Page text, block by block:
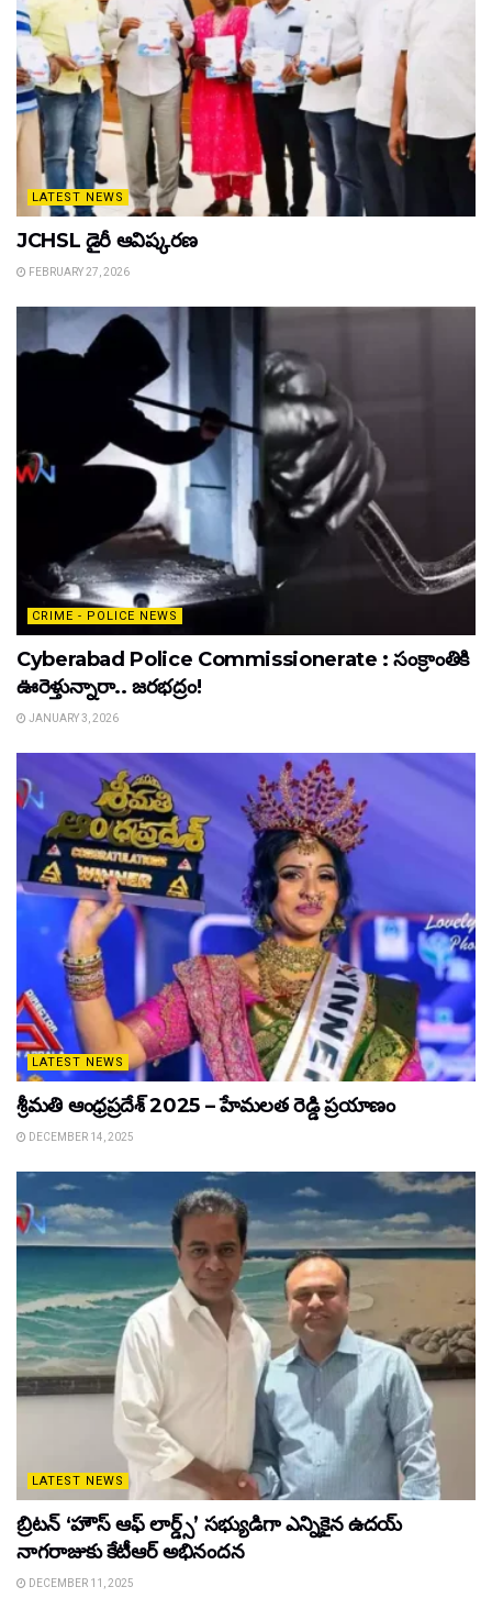
LATEST NEWS
JCHSL డైరీ ఆవిష్కరణ
FEBRUARY 27, 2026
CRIME - POLICE NEWS
Cyberabad Police Commissionerate : సంక్రాంతికి
ఊరెళ్తున్నారా.. జరభద్రం!
JANUARY 3, 2026
LATEST NEWS
శ్రీమతి ఆంధ్రప్రదేశ్ 2025 – హేమలత రెడ్డి ప్రయాణం
DECEMBER 14, 2025
LATEST NEWS
బ్రిటన్ ‘హౌస్ ఆఫ్ లార్డ్స్’ సభ్యుడిగా ఎన్నికైన ఉదయ్
నాగరాజుకు కేటీఆర్ అభినందన
DECEMBER 11, 2025